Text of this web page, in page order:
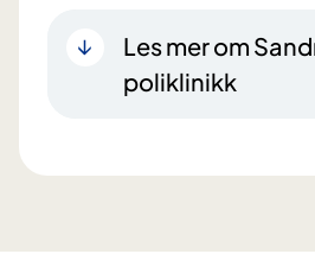
Les mer om
poliklinikk